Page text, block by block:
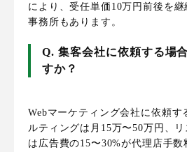
により、受任単価10万円前後を
事務所もあります。
Q. 集客会社に依頼する場
すか？
Webマーケティング会社に依頼す
ルティングは月15万〜50万円、
は広告費の15〜30%が代理店手